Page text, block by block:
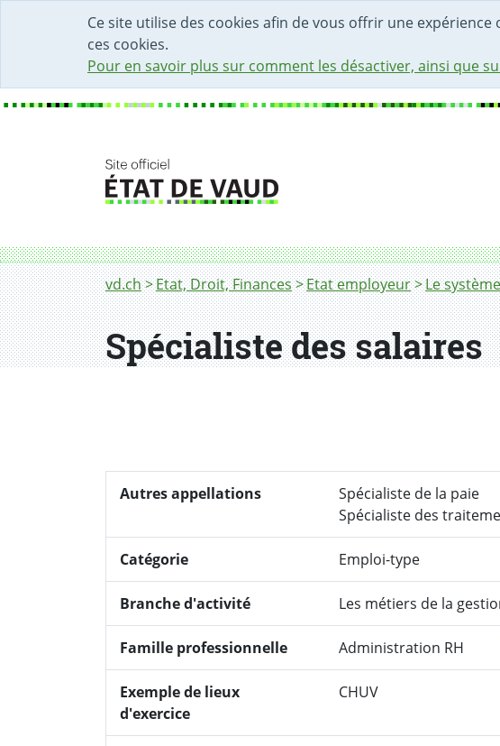
Ce site utilise des cookies afin de vous offrir une
ces cookies.
Pour en savoir plus sur comment les désactiver, ainsi que
DÉBUT DU CONTENU DE LA PAGE
ACCÈS AU CHAMP DE RECHERCHE
PAGE D'ACCUEIL
FORMULAIRE DE CONTACT
Fil d'Ariane
vd.ch Etat, Droit, Finances Etat employeur Le
Spécialiste des salaires
Spécialiste des salaires
Autres appellations
Spécialiste de la paie
Spécialiste des
Catégorie Emploi-type
Branche d'activité Les métiers de la
Famille professionnelle Administration RH
Exemple de lieux
d'exercice
CHUV